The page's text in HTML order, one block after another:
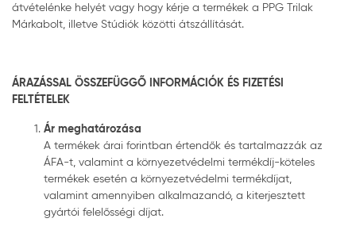
átvételénke helyét vagy hogy kérje a termékek a PPG Trilak
Márkabolt, illetve Stúdiók közötti átszállítását.
ÁRAZÁSSAL ÖSSZEFÜGGŐ INFORMÁCIÓK ÉS FIZETÉSI
FELTÉTELEK
Ár meghatározása
A termékek árai forintban értendők és tartalmazzák az
ÁFA-t, valamint a környezetvédelmi termékdíj-köteles
termékek esetén a környezetvédelmi termékdíjat,
valamint amennyiben alkalmazandó, a kiterjesztett
gyártói felelősségi díjat.